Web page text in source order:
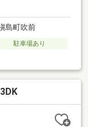
島町吹前
駐車場あり